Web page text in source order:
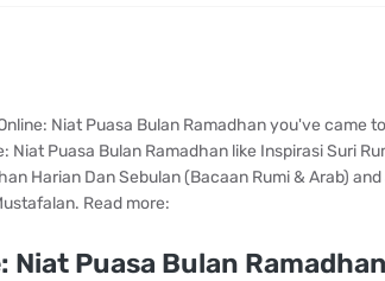
Niat Puasa Bulan Ramadhan you've came
Niat Puasa Bulan Ramadhan like Inspirasi Suri
Harian Dan Sebulan (Bacaan Rumi & Arab)
Read more:
Puasa Bulan Ramadhan